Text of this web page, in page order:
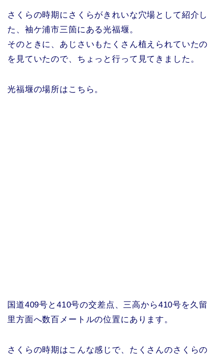
さくらの時期にさくらがきれいな穴場として紹介し
た、袖ケ浦市三箇にある光福堰。
そのときに、あじさいもたくさん植えられていたの
を見ていたので、ちょっと行って見てきました。
光福堰の場所はこちら。
国道409号と410号の交差点、三高から410号を久留
里方面へ数百メートルの位置にあります。
さくらの時期はこんな感じで、たくさんのさくらの